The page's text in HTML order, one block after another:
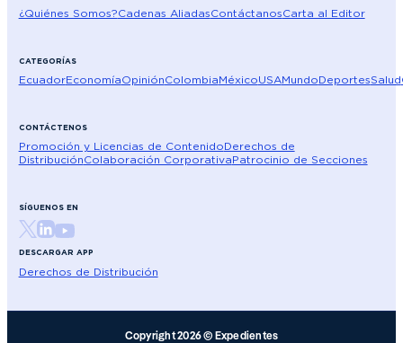
¿Quiénes Somos?Cadenas AliadasContáctanosCarta al Editor
CATEGORÍAS
EcuadorEconomíaOpiniónColombiaMéxicoUSAMundoDeportesSalud
CONTÁCTENOS
Promoción y Licencias de ContenidoDerechos de
DistribuciónColaboración CorporativaPatrocinio de Secciones
SÍGUENOS EN
DESCARGAR APP
Derechos de Distribución
Copyright 2026 © Expedientes